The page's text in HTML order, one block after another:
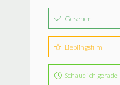
Gesehen
Lieblingsfilm
Schaue ich gerade